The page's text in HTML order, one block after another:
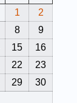
1
2
8
9
15
16
22
23
29
30